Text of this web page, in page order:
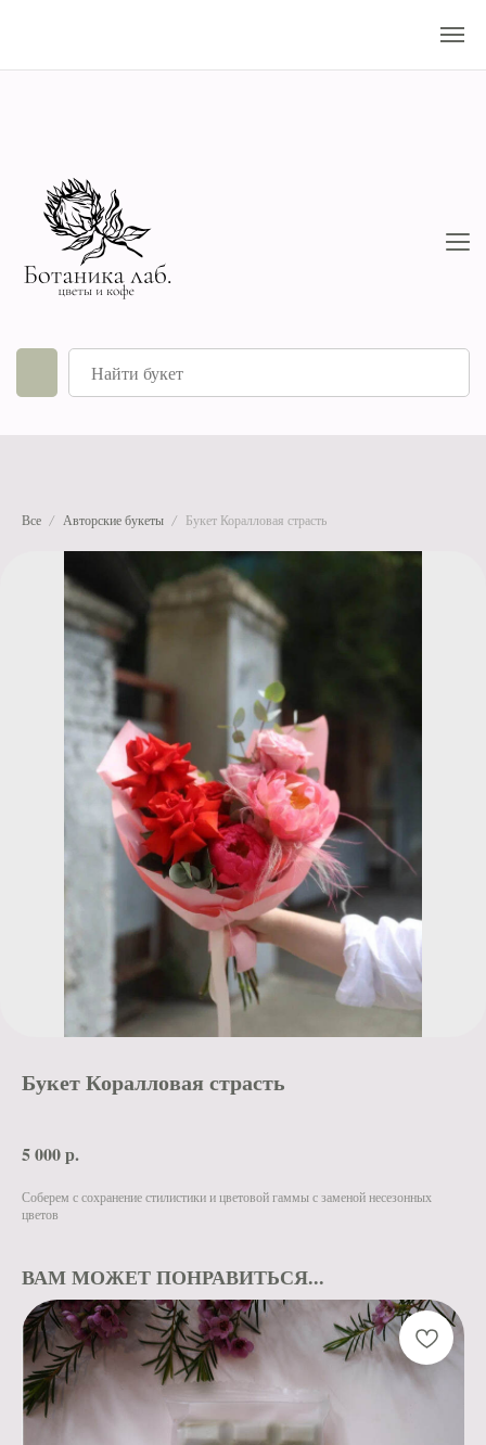
Все Авторские букеты Букет Коралловая страсть
Букет Коралловая страсть
5 000р.
Соберем с сохранение стилистики и цветовой гаммы с заменой несезонных
цветов
ВАМ МОЖЕТ ПОНРАВИТЬСЯ...